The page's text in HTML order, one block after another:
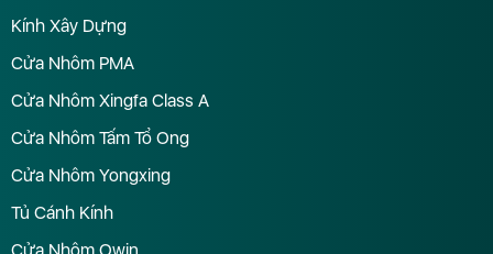
Kính Xây Dựng
Cửa Nhôm PMA
Cửa Nhôm Xingfa Class A
Cửa Nhôm Tấm Tổ Ong
Cửa Nhôm Yongxing
Tủ Cánh Kính